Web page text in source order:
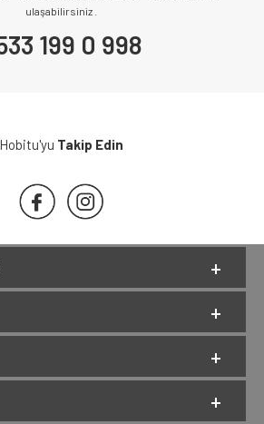
ulaşabilirsiniz .
199 0 998
Hobitu'yu Takip Edin